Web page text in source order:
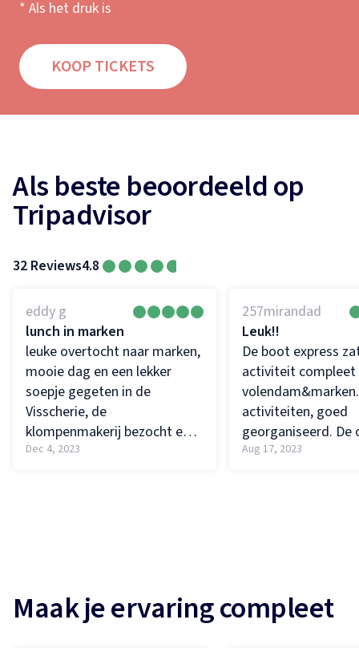
* Als het druk is
KOOP TICKETS
Als beste beoordeeld op
Tripadvisor
32 Reviews4.8
eddy g
lunch in marken
leuke overtocht naar marken,
mooie dag en een lekker
soepje gegeten in de
Visscherie, de
klompenmakerij bezocht en
ook even gaan wandelen op
Dec 4, 2023
257mirandad
Leuk!!
De boot express
activiteit
activiteiten, goed
georganiseerd.
naar marken
Aug 17, 2023
Maak je ervaring compleet